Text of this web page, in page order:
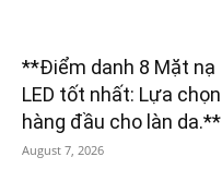
**Điểm danh 8 Mặt nạ
LED tốt nhất: Lựa chọn
hàng đầu cho làn da.**
August 7, 2026